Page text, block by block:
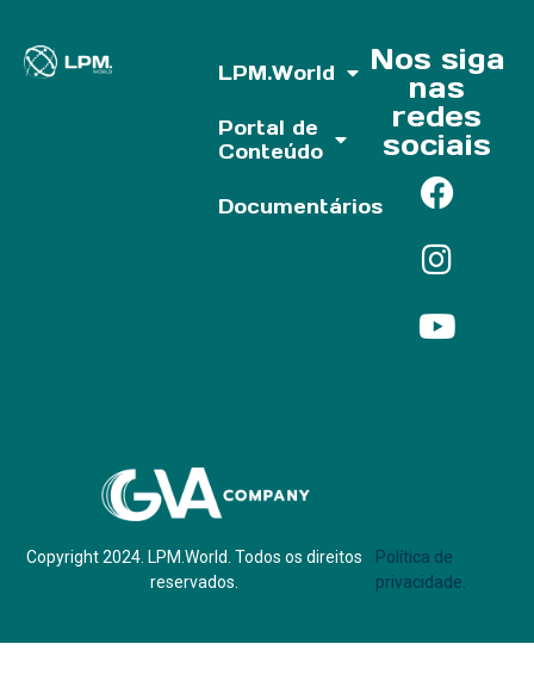
LPM.World
Portal de
Conteúdo
Documentários
Nos siga
nas
redes
sociais
Copyright 2024. LPM.World. Todos os direitos
reservados.
Política de
privacidade.